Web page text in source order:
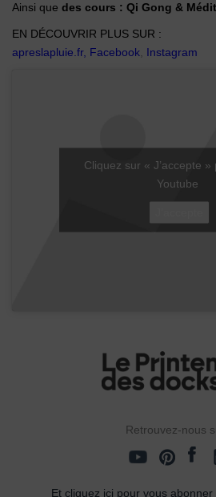
Ainsi que des cours : Qi Gong &
EN DÉCOUVRIR PLUS SUR :
apreslapluie.fr, Facebook Instagram
Cliquez sur « J’accepte »
Youtube
Retrouvez-nous
Et cliquez ici pour vous